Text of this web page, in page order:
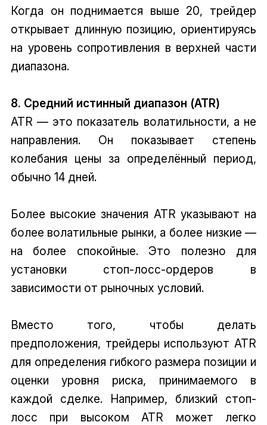
Когда он поднимается выше 20, трейдер
открывает длинную позицию, ориентируясь
на уровень сопротивления в верхней части
диапазона.
8. Средний истинный диапазон (ATR)
ATR — это показатель волатильности, а не
направления. Он показывает степень
колебания цены за определённый период,
обычно 14 дней.
Более высокие значения ATR указывают на
более волатильные рынки, а более низкие —
на более спокойные. Это полезно для
установки стоп-лосс-ордеров в
зависимости от рыночных условий.
Вместо того, чтобы делать
предположения, трейдеры используют ATR
для определения гибкого размера позиции и
оценки уровня риска, принимаемого в
каждой сделке. Например, близкий стоп-
лосс при высоком ATR может легко